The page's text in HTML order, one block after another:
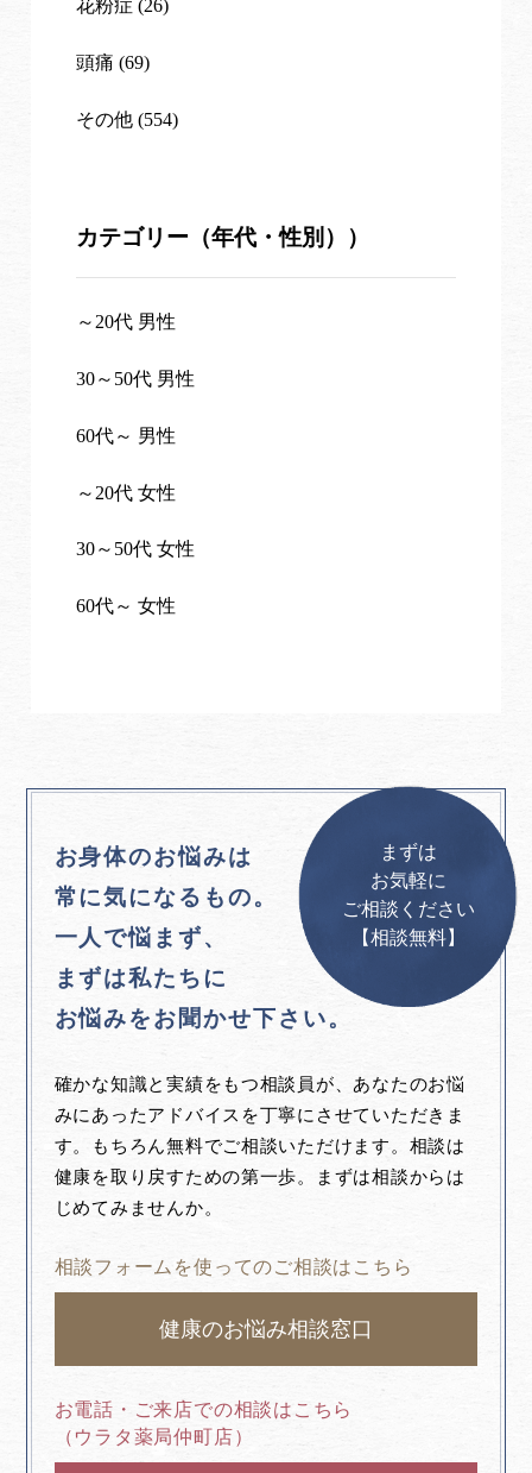
花粉症 (26)
頭痛 (69)
その他 (554)
カテゴリー（年代・性別））
～20代 男性
30～50代 男性
60代～ 男性
～20代 女性
30～50代 女性
60代～ 女性
お身体のお悩みは
常に気になるもの。
一人で悩まず、
まずは私たちに
お悩みをお聞かせ下さい。
確かな知識と実績をもつ相談員が、あなたのお悩
みにあったアドバイスを丁寧にさせていただきま
す。もちろん無料でご相談いただけます。相談は
健康を取り戻すための第一歩。まずは相談からは
じめてみませんか。
相談フォームを使ってのご相談はこちら
健康のお悩み相談窓口
お電話・ご来店での相談はこちら
（ウラタ薬局仲町店）
まずは
お気軽に
ご相談ください
【相談無料】